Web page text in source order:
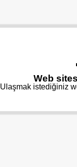
Web
Ulaşmak istediğiniz